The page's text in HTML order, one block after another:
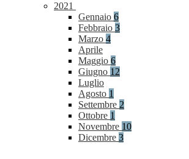
2021
Gennaio 6
Febbraio 3
Marzo 4
Aprile
Maggio 6
Giugno 12
Luglio
Agosto 1
Settembre 2
Ottobre 1
Novembre 10
Dicembre 3